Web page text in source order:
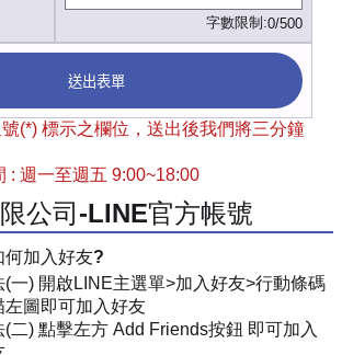
字數限制:0/500
送出表單
(*) 標示之欄位，送出後我們將三分鐘
: 週一至週五 9:00~18:00
公司-LINE官方帳號
加入好友?
(一) 開啟LINE主選單>加入好友>行動條碼
左圖即可加入好友
(二) 點擊左方 Add Friends按鈕 即可加入